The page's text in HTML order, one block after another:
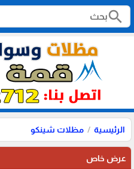
search
الرئيسية مظلات شينكو
عرض خاص